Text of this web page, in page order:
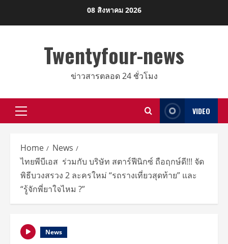
08 สิงหาคม 2026
Twentyfour-news
ข่าวสารตลอด 24 ชั่วโมง
Primary
VIDEO
Home
News
ไทยพีบีเอส ร่วมกับ บริษัท สตาร์ฟีนิกซ์ ถือฤกษ์ดี!!! จัด
พิธีบวงสรวง 2 ละครใหม่ “รถรางเที่ยวสุดท้าย” และ
“รู้จักพี่ยาใจไหม ?”
News